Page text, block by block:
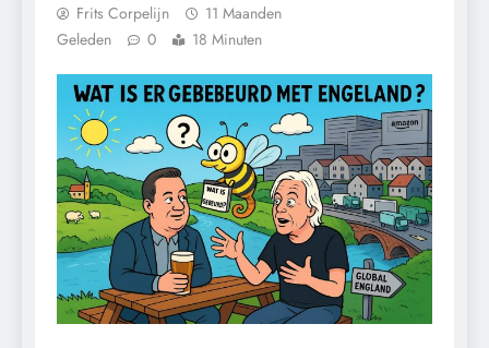
Frits Corpelijn
11 Maanden
Geleden
0 18 Minuten